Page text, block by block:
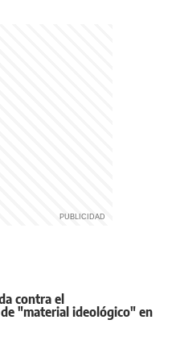
contra el
"material ideológico" en